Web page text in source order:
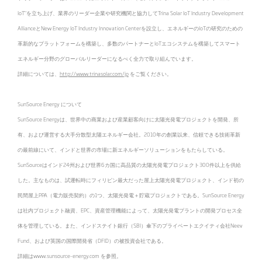
IoT"を立ち上げ、業界のリーダー企業や研究機関と協力してTrina Solar IoT Industry Development
AllianceとNew Energy IoT Industry Innovation Centerを設立し、エネルギーのIoTの研究のための
革新的なプラットフォームを構築し、多数のパートナーとIoTエコシステムを構築してスマート
エネルギー分野のグローバルリーダーになるべく全力で取り組んでいます。
詳細については、 http://www.trinasolar.com/jpをご覧ください。
SunSource Energy について
SunSource Energyは、世界中の商業および産業顧客向けに太陽光発電プロジェクトを開発、所
有、および運営する大手分散型太陽エネルギー会社。2010年の創業以来、信頼できる技術革新
の最前線にいて、インドと世界の市場に新エネルギーソリューションをもたらしている。
SunSourceはインド24州および世界6カ国に高品質の太陽光発電プロジェクト300件以上を供給
した。主なものは、試運転時にフィリピン最大だった屋上太陽光発電プロジェクト、インド初の
民間屋上PPA（電力販売契約）の1つ、太陽光発電＋貯蔵プロジェクトである。SunSource Energy
は社内プロジェクト融資、EPC、資産管理機能によって、太陽光発電プラントの開発プロセス全
体を管理している。また、インドステイト銀行（SBI）傘下のプライベートエクイティ会社Neev
Fund、および英国の国際開発省（DFID）の被投資会社である。
詳細はwww.sunsource-energy.com を参照。